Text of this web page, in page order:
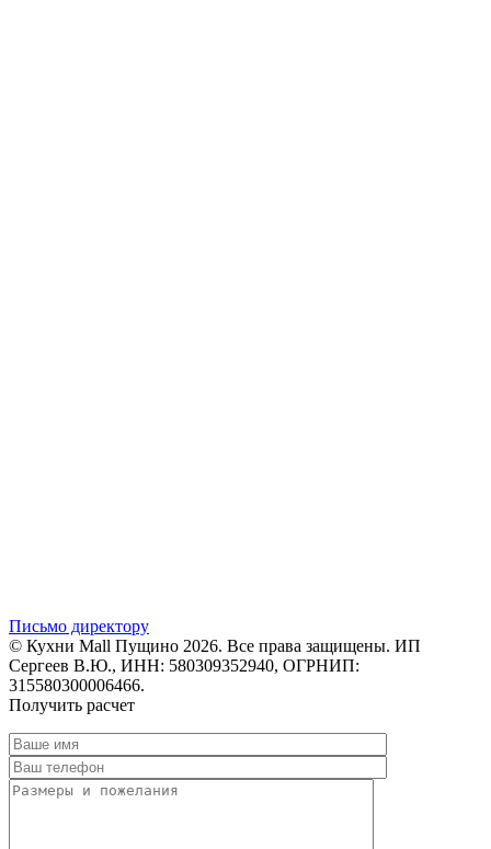
Письмо директору
© Кухни Mall Пущино 2026. Все права защищены. ИП
Сергеев В.Ю., ИНН: 580309352940, ОГРНИП:
315580300006466.
Получить расчет